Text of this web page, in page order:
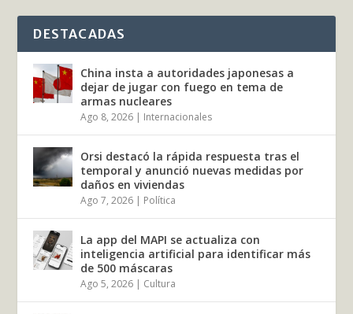
DESTACADAS
China insta a autoridades japonesas a
dejar de jugar con fuego en tema de
armas nucleares
Ago 8, 2026 | Internacionales
Orsi destacó la rápida respuesta tras el
temporal y anunció nuevas medidas por
daños en viviendas
Ago 7, 2026 | Política
La app del MAPI se actualiza con
inteligencia artificial para identificar más
de 500 máscaras
Ago 5, 2026 | Cultura